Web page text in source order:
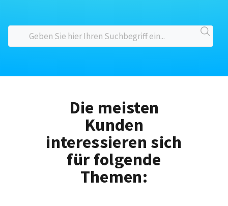
Die meisten
Kunden
interessieren sich
für folgende
Themen: